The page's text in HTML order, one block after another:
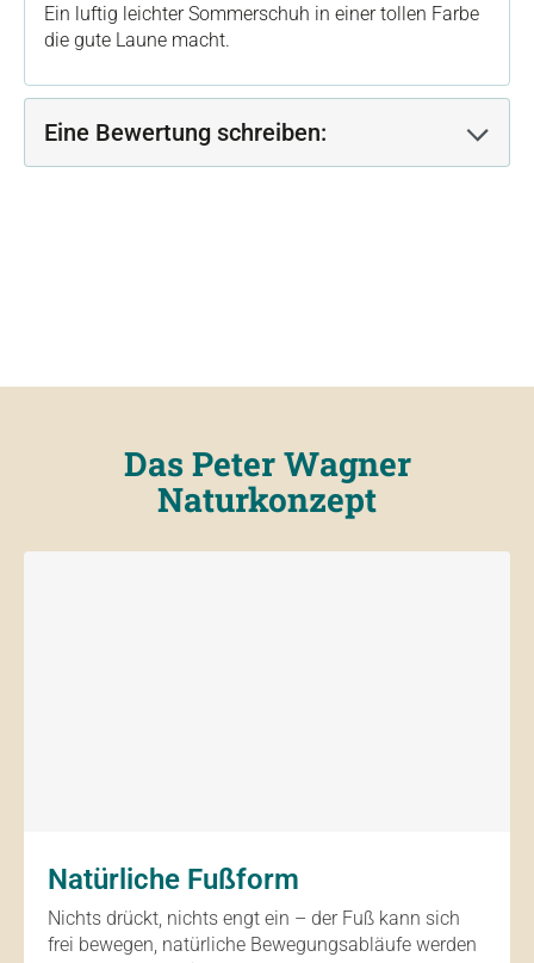
Ein luftig leichter Sommerschuh in einer tollen Farbe
die gute Laune macht.
Eine Bewertung schreiben:
Das Peter Wagner
Naturkonzept
Natürliche Fußform
Nichts drückt, nichts engt ein – der Fuß kann sich
frei bewegen, natürliche Bewegungsabläufe werden